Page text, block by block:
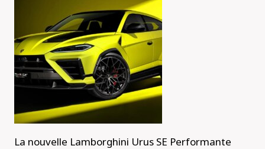
La nouvelle Lamborghini Urus SE Performante